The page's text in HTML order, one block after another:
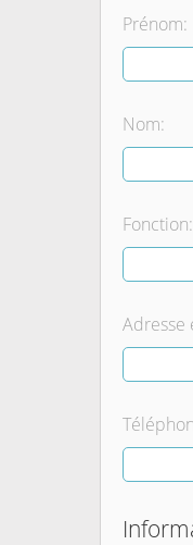
Prénom:
Nom:
Fonction:
Adresse